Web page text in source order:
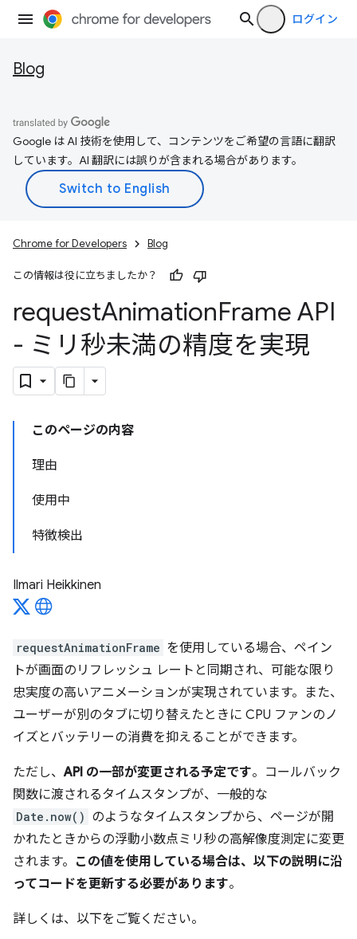
ログイン
Blog
Google は AI 技術を使用して、コンテンツをご希望の言語に翻訳
しています。AI 翻訳には誤りが含まれる場合があります。
Chrome for Developers Blog
この情報は役に立ちましたか？
requestAnimationFrame API
- ミリ秒未満の精度を実現
このページの内容
理由
使用中
特徴検出
Ilmari Heikkinen
requestAnimationFrame を使用している場合、ペイン
トが画面のリフレッシュ レートと同期され、可能な限り
忠実度の高いアニメーションが実現されています。また、
ユーザーが別のタブに切り替えたときに CPU ファンのノ
イズとバッテリーの消費を抑えることができます。
ただし、API の一部が変更される予定です。コールバック
関数に渡されるタイムスタンプが、一般的な
Date.now() のようなタイムスタンプから、ページが開
かれたときからの浮動小数点ミリ秒の高解像度測定に変更
されます。 この値を使用している場合は、以下の説明に沿
ってコードを更新する必要があります。
詳しくは、以下をご覧ください。